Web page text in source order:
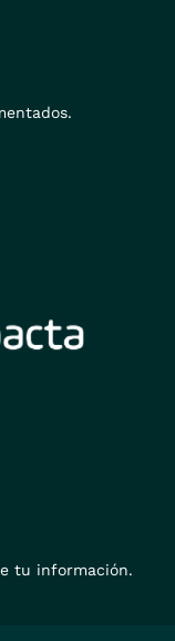
tu información.